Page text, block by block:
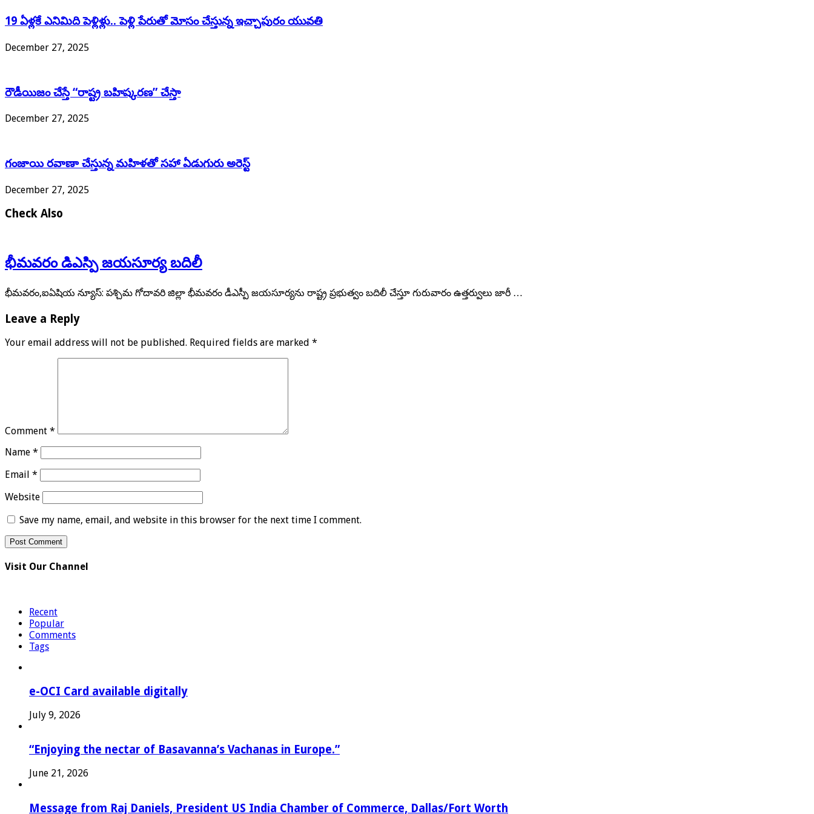
19 ఏళ్లకే ఎనిమిది పెళ్లిళ్లు.. పెళ్లి పేరుతో మోసం చేస్తున్న ఇచ్చాపురం యువతి
December 27, 2025
రౌడీయిజం చేస్తే “రాష్ట్ర బహిష్కరణ” చేస్తా
December 27, 2025
గంజాయి రవాణా చేస్తున్న మహిళతో సహా ఏడుగురు అరెస్ట్
December 27, 2025
Check Also
భీమవరం డిఎస్పి జయసూర్య బదిలీ
భీమవరం,ఐఏషియ న్యూస్: పశ్చిమ గోదావరి జిల్లా భీమవరం డీఎస్పీ జయసూర్యను రాష్ట్ర ప్రభుత్వం బదిలీ చేస్తూ గురువారం ఉత్తర్వులు జారీ …
Leave a Reply
Your email address will not be published. Required fields are marked *
Comment *
Name *
Email *
Website
Save my name, email, and website in this browser for the next time I comment.
Visit Our Channel
Recent
Popular
Comments
Tags
e-OCI Card available digitally
July 9, 2026
“Enjoying the nectar of Basavanna’s Vachanas in Europe.”
June 21, 2026
Message from Raj Daniels, President US India Chamber of Commerce, Dallas/Fort Worth